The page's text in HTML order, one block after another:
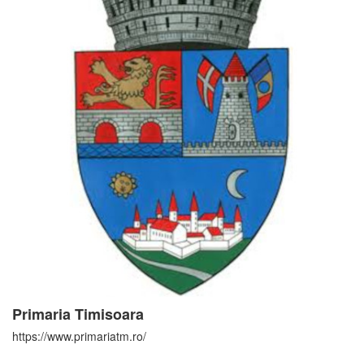
Primaria Timisoara
https://www.primariatm.ro/